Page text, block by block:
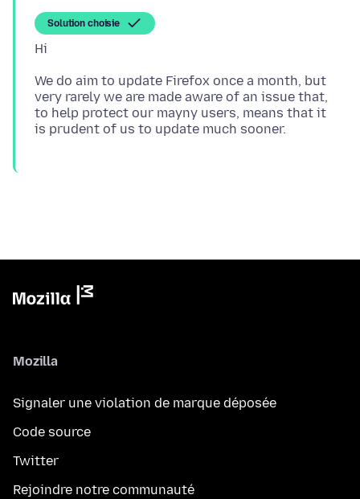
Solution choisie
We do aim to update Firefox once a month, but
very rarely we are made aware of an issue that,
to help protect our mayny users, means that it
Mozilla
Signaler une violation de marque déposée
Code source
Twitter
Rejoindre notre communauté